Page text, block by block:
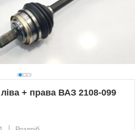
ліва + права ВАЗ 2108-099